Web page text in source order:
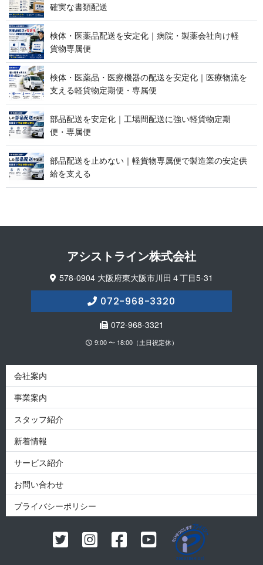
確実な 書 類 配 送
検体・医薬品配送を安定化｜病院・製薬会社向け軽
貨 物 専 属 便
検体・医薬品・医療機器の配送を安定化｜医療物流を
支える軽貨物定期便 ・ 専 属 便
部品配送を安定化｜工場間配送に強い軽貨物定期
便 ・ 専 属 便
部品配送を止めない｜軽貨物専属便で製造業の安定供
給 を 支 え る
アシストライン 株 式 会 社
578-0904 大阪府東大阪市川田４丁目5-31
072-968-3320
072-968-3321
9:00 〜 18:00（土日祝定休）
会社案内
事業案内
スタッフ紹介
新着情報
サービス紹介
お問い合わせ
プライバシーポリシー